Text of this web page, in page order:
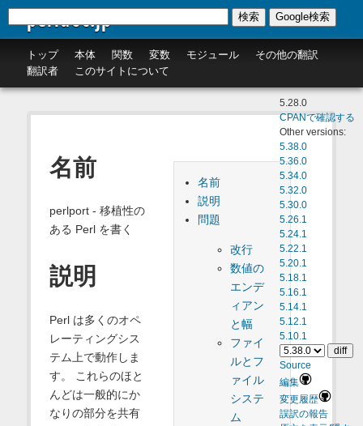
perldoc.jp
トップ 本体 関数 変数 モジュール
その他の翻訳
翻訳者
このサイトについて
検索 Google検索
5.28.0
CPANで確認する
Other versions:
5.38.0
5.36.0
5.34.0
5.32.0
5.30.0
5.26.1
5.24.1
5.22.1
5.20.1
5.18.1
5.16.1
5.14.1
5.12.1
5.10.1
Source
編集
変更履歴
誤訳の報告
名前
説明
問題
改行
数値の
エンデ
ィアン
と幅
ファイ
ルとフ
ァイル
システ
ム
名前
perlport - 移植性の
ある Perl を書く
説明
Perl は多くのオペ
レーティングシス
テム上で動作しま
す。 これらのほと
んどは一般的にか
なりの部分を共有